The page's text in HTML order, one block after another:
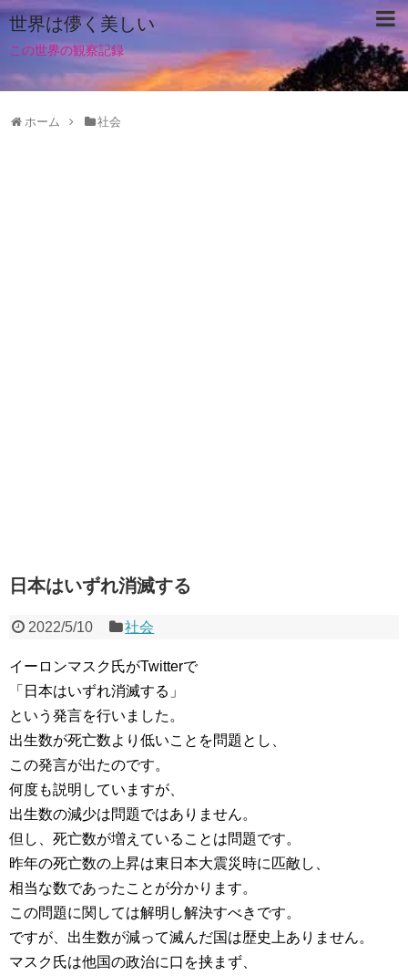
世界は儚く美しい
この世界の観察記録
ホーム 社会
日本はいずれ消滅する
2022/5/10 社会
イーロンマスク氏がTwitterで
「日本はいずれ消滅する」
という発言を行いました。
出生数が死亡数より低いことを問題とし、
この発言が出たのです。
何度も説明していますが、
出生数の減少は問題ではありません。
但し、死亡数が増えていることは問題です。
昨年の死亡数の上昇は東日本大震災時に匹敵し、
相当な数であったことが分かります。
この問題に関しては解明し解決すべきです。
ですが、出生数が減って滅んだ国は歴史上ありません。
マスク氏は他国の政治に口を挟まず、